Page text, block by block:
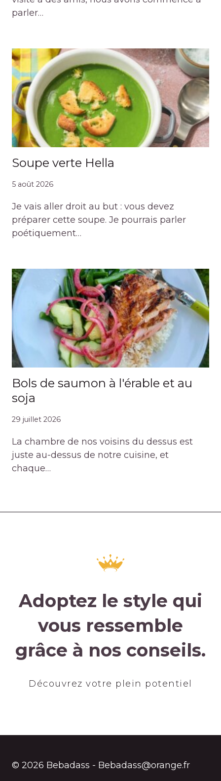
parler…
Soupe verte Hella
5 août 2026
Je vais aller droit au but : vous devez
préparer cette soupe. Je pourrais parler
poétiquement…
Bols de saumon à l'érable et au
soja
29 juillet 2026
La chambre de nos voisins du dessus est
juste au-dessus de notre cuisine, et
chaque…
Adoptez le style qui
vous ressemble
grâce à nos conseils.
Découvrez votre plein potentiel
© 2026 Bebadass - Bebadass@orange.fr